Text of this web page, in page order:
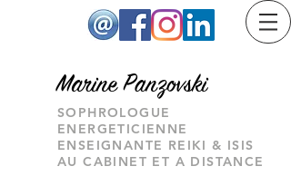
Marine Panzovski
SOPHROLOGUE
ENERGETICIENNE
ENSEIGNANTE REIKI & ISIS
AU CABINET ET A DISTANCE